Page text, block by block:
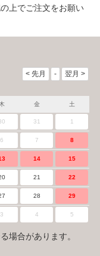
上でご注文をお願い
金 土
31 1
6 7 8
14 15
21 22
28 29
3 4 5
合があります。